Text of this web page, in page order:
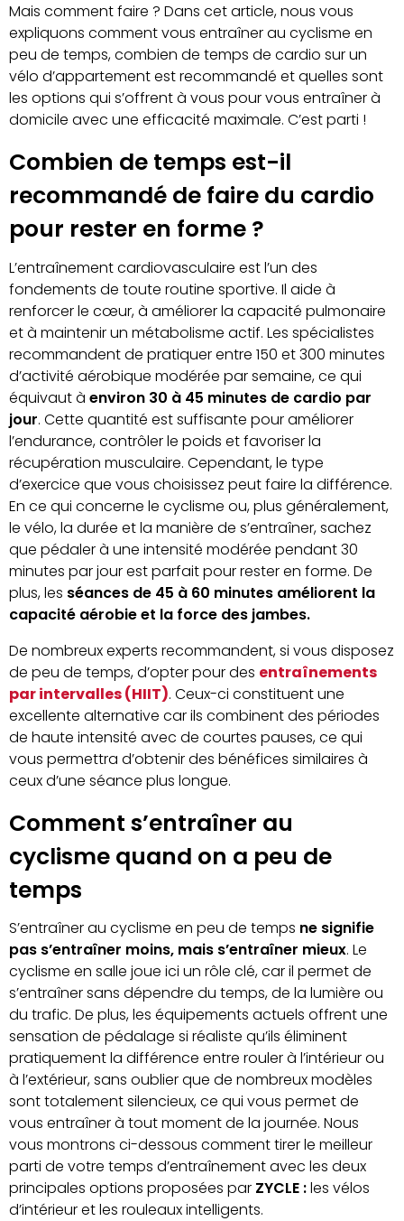
Mais comment faire ? Dans cet article, nous vous
expliquons comment vous entraîner au cyclisme en
peu de temps, combien de temps de cardio sur un
vélo d’appartement est recommandé et quelles sont
les options qui s’offrent à vous pour vous entraîner à
domicile avec une efficacité maximale. C’est parti !
Combien de temps est-il
recommandé de faire du cardio
pour rester en forme ?
L’entraînement cardiovasculaire est l’un des
fondements de toute routine sportive. Il aide à
renforcer le cœur, à améliorer la capacité pulmonaire
et à maintenir un métabolisme actif. Les spécialistes
recommandent de pratiquer entre 150 et 300 minutes
d’activité aérobique modérée par semaine, ce qui
équivaut à environ 30 à 45 minutes de cardio par
jour. Cette quantité est suffisante pour améliorer
l’endurance, contrôler le poids et favoriser la
récupération musculaire. Cependant, le type
d’exercice que vous choisissez peut faire la différence.
En ce qui concerne le cyclisme ou, plus généralement,
le vélo, la durée et la manière de s’entraîner, sachez
que pédaler à une intensité modérée pendant 30
minutes par jour est parfait pour rester en forme. De
plus, les séances de 45 à 60 minutes améliorent la
capacité aérobie et la force des jambes.
De nombreux experts recommandent, si vous disposez
de peu de temps, d’opter pour des entraînements
par intervalles (HIIT). Ceux-ci constituent une
excellente alternative car ils combinent des périodes
de haute intensité avec de courtes pauses, ce qui
vous permettra d’obtenir des bénéfices similaires à
ceux d’une séance plus longue.
Comment s’entraîner au
cyclisme quand on a peu de
temps
S’entraîner au cyclisme en peu de temps ne signifie
pas s’entraîner moins, mais s’entraîner mieux. Le
cyclisme en salle joue ici un rôle clé, car il permet de
s’entraîner sans dépendre du temps, de la lumière ou
du trafic. De plus, les équipements actuels offrent une
sensation de pédalage si réaliste qu’ils éliminent
pratiquement la différence entre rouler à l’intérieur ou
à l’extérieur, sans oublier que de nombreux modèles
sont totalement silencieux, ce qui vous permet de
vous entraîner à tout moment de la journée. Nous
vous montrons ci-dessous comment tirer le meilleur
parti de votre temps d’entraînement avec les deux
principales options proposées par ZYCLE :les vélos
d’intérieur et les rouleaux intelligents.